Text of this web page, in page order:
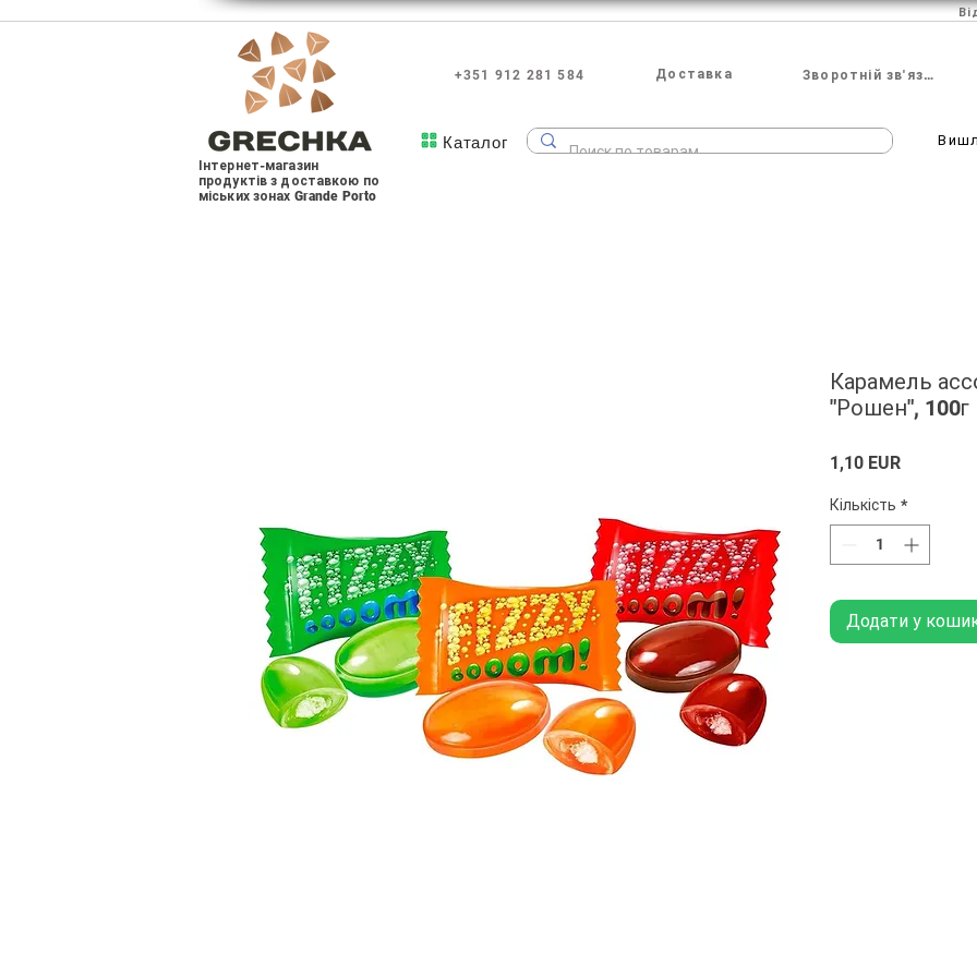
+351 912 281 584 Доставка Зворотній зв'язок
Інтернет-магазин
продуктів з доставкою по
міських зонах Grande Porto
Каталог
Карамель
"Рошен", 100г
1,10 EURЦіна
Кількість *
Додати у